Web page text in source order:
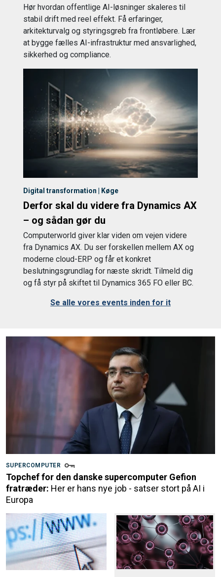
Hør hvordan offentlige AI-løsninger skaleres til
stabil drift med reel effekt. Få erfaringer,
arkitekturvalg og styringsgreb fra frontløbere. Lær
at bygge fælles AI-infrastruktur med ansvarlighed,
sikkerhed og compliance.
Digital transformation | Køge
Derfor skal du videre fra Dynamics AX
– og sådan gør du
Computerworld giver klar viden om vejen videre
fra Dynamics AX. Du ser forskellen mellem AX og
moderne cloud-ERP og får et konkret
beslutningsgrundlag for næste skridt. Tilmeld dig
og få styr på skiftet til Dynamics 365 FO eller BC.
Se alle vores events inden for it
SUPERCOMPUTER
Topchef for den danske supercomputer Gefion
fratræder: Her er hans nye job - satser stort på AI i
Europa